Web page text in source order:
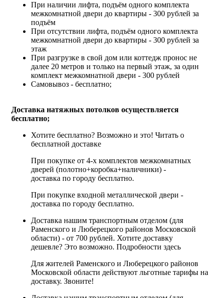
При наличии лифта, подъём одного комплекта
межкомнатной двери до квартиры - 300 рублей за
подъём
При отсутствии лифта, подъём одного комплекта
межкомнатной двери до квартиры - 300 рублей за
этаж
При разгрузке в свой дом или коттедж пронос не
далее 20 метров и только на первый этаж, за один
комплект межкомнатной двери - 300 рублей
Самовывоз - бесплатно;
Доставка натяжных потолков осуществляется
бесплатно;
Хотите бесплатно? Возможно и это! Читать о
бесплатной доставке
При покупке от 4-х комплектов межкомнатных
дверей (полотно+коробка+наличники) -
доставка по городу бесплатно.
При покупке входной металлической двери -
доставка по городу бесплатно.
Доставка нашим транспортным отделом (для
Раменского и Люберецкого районов Московской
области) - от 700 рублей. Хотите доставку
дешевле? Это возможно. Подробности здесь
Для жителей Раменского и Люберецкого районов
Московской области действуют льготные тарифы на
доставку. Звоните!